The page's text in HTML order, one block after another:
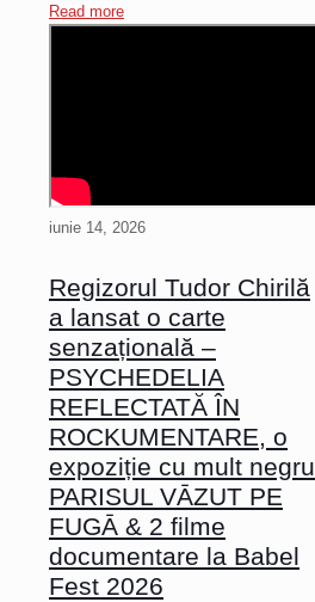
Read more
iunie 14, 2026
Regizorul Tudor Chirilă
a lansat o carte
senzațională –
PSYCHEDELIA
REFLECTATĂ ÎN
ROCKUMENTARE, o
expoziție cu mult negru
PARISUL VĀZUT PE
FUGĀ & 2 filme
documentare la Babel
Fest 2026